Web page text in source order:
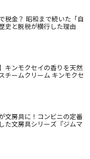
税金？ 昭和まで続いた「自
史と脱税が横行した理由
キンモクセイの香りを天然
チームクリーム キンモクセ
文房具に！コンビニの定番
た文房具シリーズ『ジムマ